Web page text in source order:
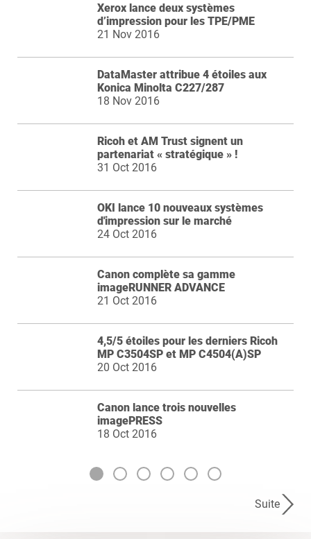
Xerox lance deux systèmes
d’impression pour les TPE/PME
21 Nov 2016
DataMaster attribue 4 étoiles aux
Konica Minolta C227/287
18 Nov 2016
Ricoh et AM Trust signent un
partenariat « stratégique » !
31 Oct 2016
OKI lance 10 nouveaux systèmes
d'impression sur le marché
24 Oct 2016
Canon complète sa gamme
imageRUNNER ADVANCE
21 Oct 2016
4,5/5 étoiles pour les derniers Ricoh
MP C3504SP et MP C4504(A)SP
20 Oct 2016
Canon lance trois nouvelles
imagePRESS
18 Oct 2016
Suite